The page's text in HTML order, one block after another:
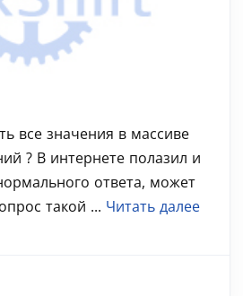
все значения в массиве
? В интернете полазил и
ответа, может
такой ... Читать далее